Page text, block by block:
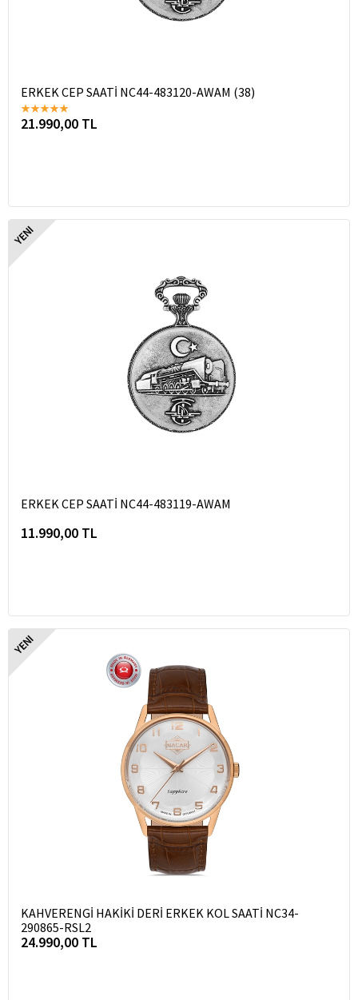
ERKEK CEP SAATİ NC44-483120-AWAM (38)
21.990,00 TL
YENI
ERKEK CEP SAATİ NC44-483119-AWAM
11.990,00 TL
YENI
KAHVERENGİ HAKİKİ DERİ ERKEK KOL SAATİ NC34-
290865-RSL2
24.990,00 TL